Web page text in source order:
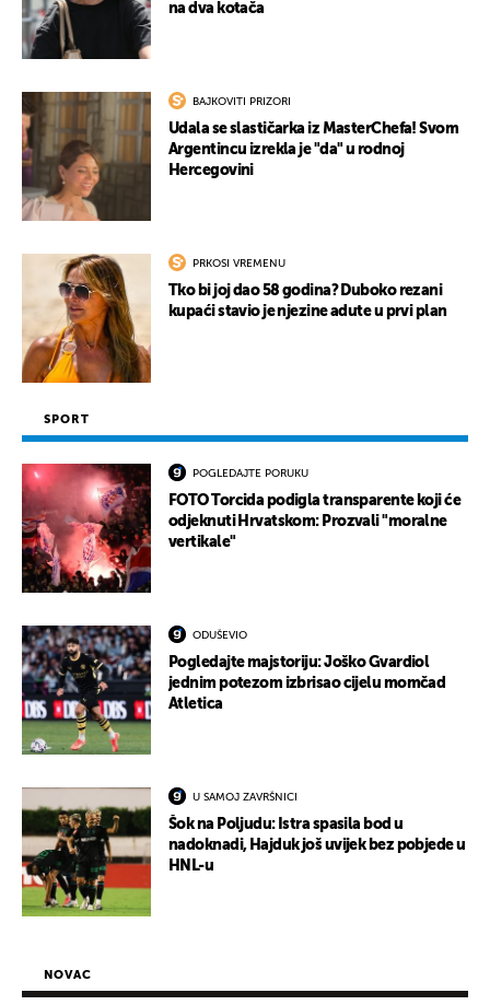
na dva kotača
BAJKOVITI PRIZORI
Udala se slastičarka iz MasterChefa! Svom
Argentincu izrekla je "da" u rodnoj
Hercegovini
PRKOSI VREMENU
Tko bi joj dao 58 godina? Duboko rezani
kupaći stavio je njezine adute u prvi plan
SPORT
POGLEDAJTE PORUKU
FOTO Torcida podigla transparente koji će
odjeknuti Hrvatskom: Prozvali "moralne
vertikale"
ODUŠEVIO
Pogledajte majstoriju: Joško Gvardiol
jednim potezom izbrisao cijelu momčad
Atletica
U SAMOJ ZAVRŠNICI
Šok na Poljudu: Istra spasila bod u
nadoknadi, Hajduk još uvijek bez pobjede u
HNL-u
NOVAC